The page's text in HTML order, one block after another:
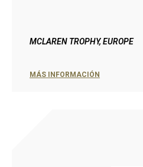
MCLAREN TROPHY, EUROPE
MÁS INFORMACIÓN